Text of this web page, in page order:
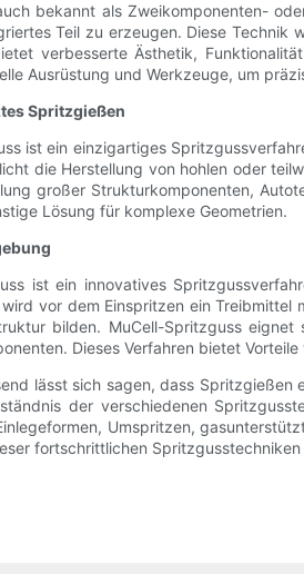
bekannt als Zweikomponenten-
Teil zu erzeugen. Diese Technik
verbesserte Ästhetik,
Ausrüstung und Werkzeuge, um
Spritzgießen
ist ein einzigartiges
die Herstellung von hohlen oder
großer Strukturkomponenten,
Lösung für komplexe Geometrien.
ist ein innovatives
vor dem Einspritzen ein
bilden. MuCell-Spritzguss
Dieses Verfahren bietet
lässt sich sagen, dass
der verschiedenen
Umspritzen,
fortschrittlichen